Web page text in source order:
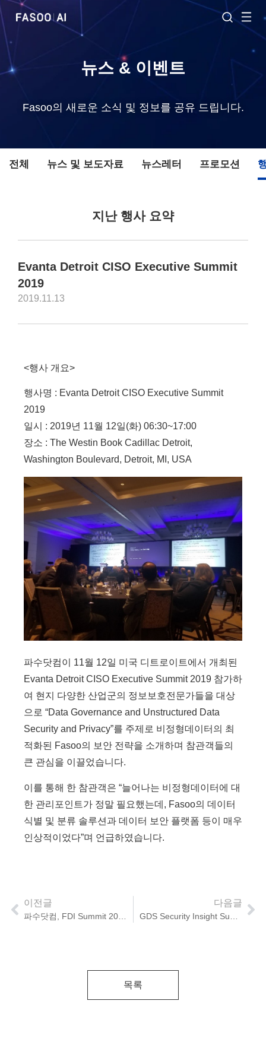
뉴스 & 이벤트
Fasoo의 새로운 소식 및 정보를 공유 드립니다.
전체 뉴스 및 보도자료 뉴스레터 프로모션
지난 행사 요약
Evanta Detroit CISO Executive Summit
2019
2019.11.13
<행사 개요>
행사명 : Evanta Detroit CISO Executive Summit
2019
일시 : 2019년 11월 12일(화) 06:30~17:00
장소 : The Westin Book Cadillac Detroit,
Washington Boulevard, Detroit, MI, USA
파수닷컴이 11월 12일 미국 디트로이트에서 개최된
Evanta Detroit CISO Executive Summit 2019 참가하
여 현지 다양한 산업군의 정보보호전문가들을 대상
으로 “Data Governance and Unstructured Data
Security and Privacy”를 주제로 비정형데이터의 최
적화된 Fasoo의 보안 전략을 소개하며 참관객들의
큰 관심을 이끌었습니다.
이를 통해 한 참관객은 “늘어나는 비정형데이터에 대
한 관리포인트가 정말 필요했는데, Fasoo의 데이터
식별 및 분류 솔루션과 데이터 보안 플랫폼 등이 매우
인상적이었다”며 언급하였습니다.
이전글 다음글
목록